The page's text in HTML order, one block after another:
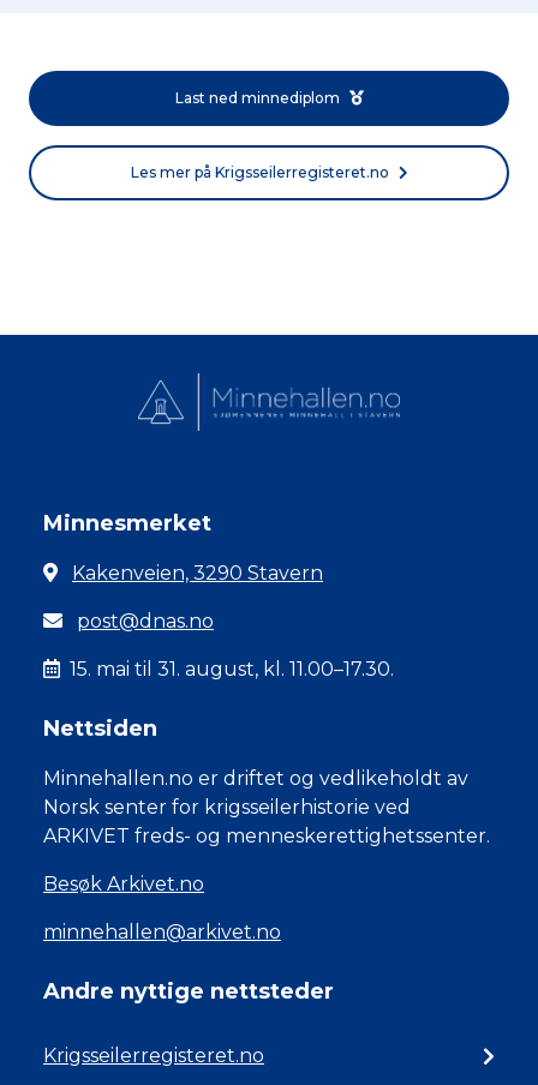
Last ned minnediplom
Les mer på Krigsseilerregisteret.no
Minnesmerket
Kakenveien, 3290 Stavern
post@dnas.no
15. mai til 31. august, kl. 11.00–17.30.
Nettsiden
Minnehallen.no er driftet og vedlikeholdt av
Norsk senter for krigsseilerhistorie ved
ARKIVET freds- og menneskerettighetssenter.
Besøk Arkivet.no
minnehallen@arkivet.no
Andre nyttige nettsteder
Krigsseilerregisteret.no